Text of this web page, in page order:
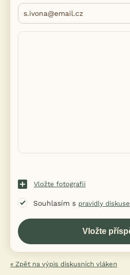
Vložte fotografii
Souhlasím s pravidly diskuse
« Zpět na výpis diskusních vláken